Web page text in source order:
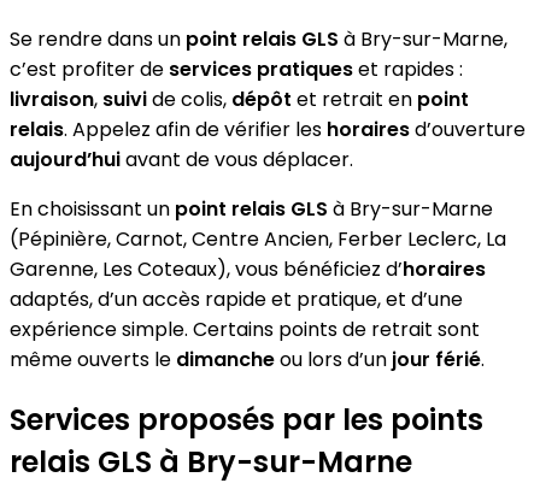
Se rendre dans un point relais GLS à Bry-sur-Marne,
c’est profiter de services pratiqueset rapides :
livraison, suivide colis, dépôt et retrait en point
relais. Appelez afin de vérifier les horairesd’ouverture
aujourd’huiavant de vous déplacer.
En choisissant un point relais GLS à Bry-sur-Marne
(Pépinière, Carnot, Centre Ancien, Ferber Leclerc, La
Garenne, Les Coteaux), vous bénéficiez d’horaires
adaptés, d’un accès rapide et pratique, et d’une
expérience simple. Certains points de retrait sont
même ouverts le dimancheou lors d’un jour férié.
Services proposés par les points
relais GLS à Bry-sur-Marne